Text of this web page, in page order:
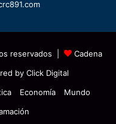
reservados |
Cadena
by Click Digital
Economía
Mundo